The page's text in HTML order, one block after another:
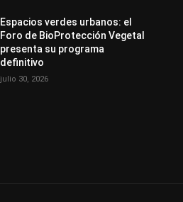
Espacios verdes urbanos: el
Foro de BioProtección Vegetal
presenta su programa
definitivo
julio 30, 2026